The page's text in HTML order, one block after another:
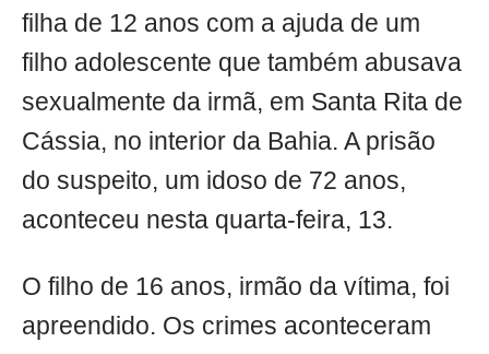
filha de 12 anos com a ajuda de um
filho adolescente que também abusava
sexualmente da irmã, em Santa Rita de
Cássia, no interior da Bahia. A prisão
do suspeito, um idoso de 72 anos,
aconteceu nesta quarta-feira, 13.
O filho de 16 anos, irmão da vítima, foi
apreendido. Os crimes aconteceram